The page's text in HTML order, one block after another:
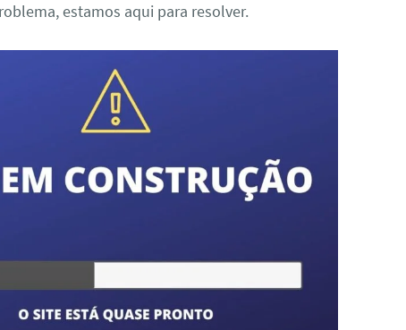
estamos aqui para resolver.